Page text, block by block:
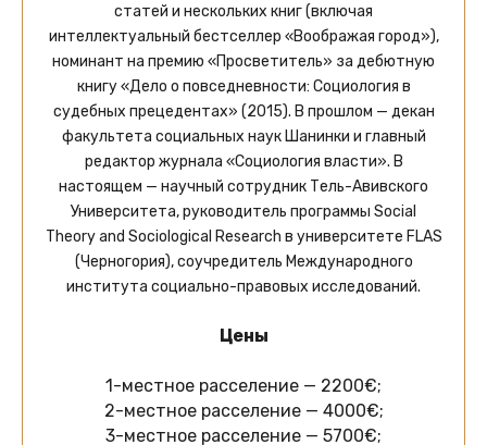
статей и нескольких книг (включая
интеллектуальный бестселлер «Воображая город»),
номинант на премию «Просветитель» за дебютную
книгу «Дело о повседневности: Социология в
судебных прецедентах» (2015). В прошлом — декан
факультета социальных наук Шанинки и главный
редактор журнала «Социология власти». В
настоящем — научный сотрудник Тель-Авивского
Университета, руководитель программы Social
Theory and Sociological Research в университете FLAS
(Черногория), соучредитель Международного
института социально-правовых исследований.
Цены
1-местное расселение — 2200€;
2-местное расселение — 4000€;
3-местное расселение — 5700€;